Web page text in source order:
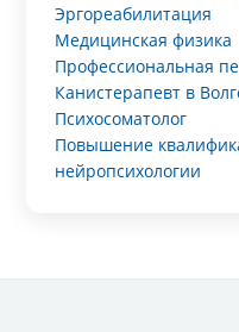
Эргореабилитация
Медицинская физика
Профессиональная
Канистерапевт в
Психосоматолог
Повышение
нейропсихологии